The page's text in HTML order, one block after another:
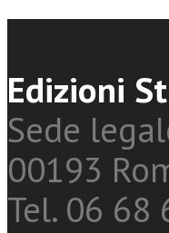
Edizioni
Sede
00193
Tel. 06 68